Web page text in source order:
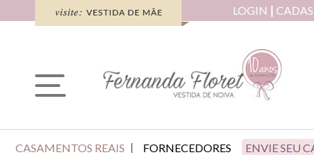
LOGIN
CASAMENTOS REAIS FORNECEDORES ENVIE SEU